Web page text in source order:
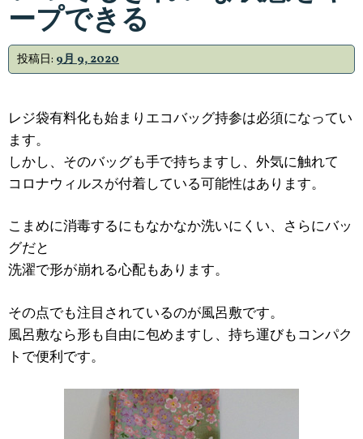
ープできる
投稿日: 9月 9, 2020
レジ袋有料化も始まりエコバッグ持参は必須になってい
ます。
しかし、そのバッグも手で持ちますし、外気に触れて
コロナウィルスが付着している可能性はあります。
こまめに消毒するにもなかなか洗いにくい、さらにバッ
グだと
洗濯で形が崩れる心配もあります。
その点でも注目されているのが風呂敷です。
風呂敷なら形も自由に包めますし、持ち運びもコンパク
トで便利です。